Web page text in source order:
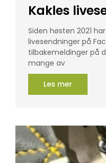
Kakles
Siden høsten 2021
livesendninger på
tilbakemeldinger på
mange av
Les mer